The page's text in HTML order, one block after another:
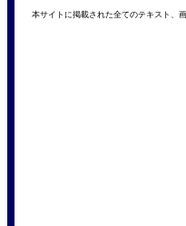
本サイトに掲載された全てのテキスト、